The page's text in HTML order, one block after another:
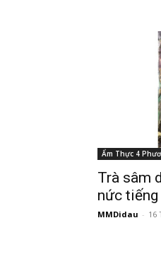
Ẩm Thực 4
Trà sâm
nức
MMDidau - 16